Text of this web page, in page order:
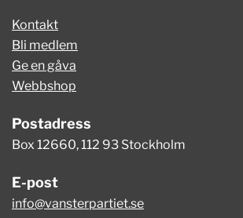
Kontakt
Bli medlem
Ge en gåva
Webbshop
Postadress
Box 12660, 112 93 Stockholm
E-post
info@vansterpartiet.se